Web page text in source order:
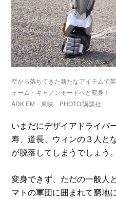
空から落ちてきた新たなアイテムで
ォーム・キャノンモードへと変身
ADK EM・東映 PHOTO/講談社
いまだにデザイアドライバ
寿、道長、ウィンの３人と
が脱落してしまうでしょう。
変身できず、ただの一般人
マトの軍団に囲まれて窮地